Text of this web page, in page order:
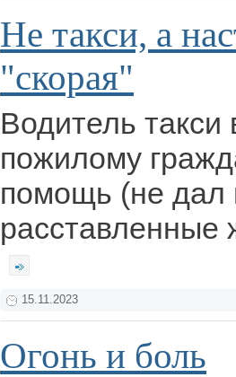
Не такси, а
"скорая"
Водитель такси
пожилому
помощь (не дал
расставленные
15.11.2023
Огонь и боль